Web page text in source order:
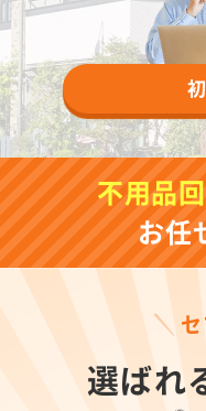
不用品
お任
選ばれ